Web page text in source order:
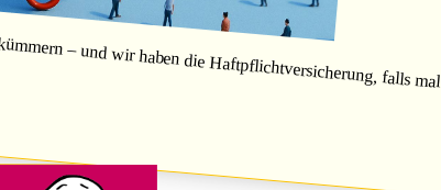
– und wir haben die Haftpflichtversicherung, falls mal etwas